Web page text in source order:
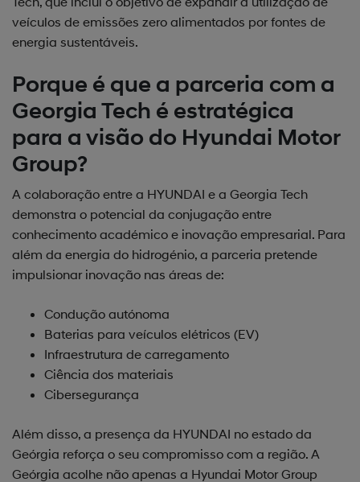
veículos de emissões zero alimentados por fontes de
energia sustentáveis.
Porque é que a parceria com a
Georgia Tech é estratégica
para a visão do Hyundai Motor
Group?
A colaboração entre a HYUNDAI e a Georgia Tech
demonstra o potencial da conjugação entre
conhecimento académico e inovação empresarial. Para
além da energia do hidrogénio, a parceria pretende
impulsionar inovação nas áreas de:
Condução autónoma
Baterias para veículos elétricos (EV)
Infraestrutura de carregamento
Ciência dos materiais
Cibersegurança
Além disso, a presença da HYUNDAI no estado da
Geórgia reforça o seu compromisso com a região. A
Geórgia acolhe não apenas a Hyundai Motor Group